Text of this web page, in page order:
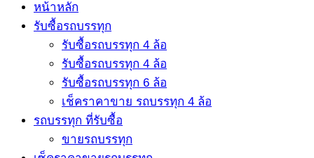
หน้าหลัก
รับซื้อรถบรรทุก
รับซื้อรถบรรทุก 4 ล้อ
รับซื้อรถบรรทุก 4 ล้อ
รับซื้อรถบรรทุก 6 ล้อ
เช็คราคาขาย รถบรรทุก 4 ล้อ
รถบรรทุก ที่รับซื้อ
ขายรถบรรทุก